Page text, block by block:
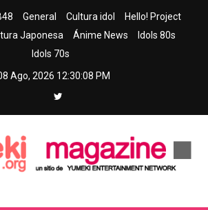
General Cultura idol
Hello! Project
Japonesa Ánime News
Idols 80s
Idols 70s
Ago, 2026 12:30:09 PM